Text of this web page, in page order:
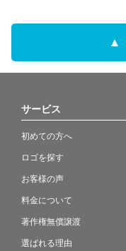
サービス
初めての方へ
ロゴを探す
お客様の声
料金について
著作権無償譲渡
選ばれる理由